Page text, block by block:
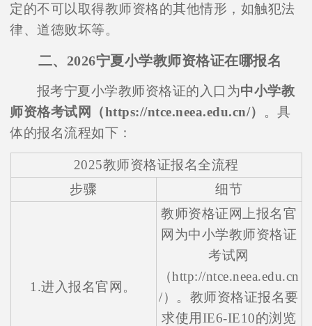
定的不可以取得教师资格的其他情形，如触犯法
律、道德败坏等。
二、2026宁夏小学教师资格证在哪报名
报考宁夏小学教师资格证的入口为中小学教
师资格考试网（https://ntce.neea.edu.cn/）
。具
体的报名流程如下：
2025教师资格证报名全流程
步骤
细节
1.进入报名官网。
教师资格证网上报名官
网为中小学教师资格证
考试网
（http://ntce.neea.edu.cn
/）。教师资格证报名要
求使用IE6-IE10的浏览